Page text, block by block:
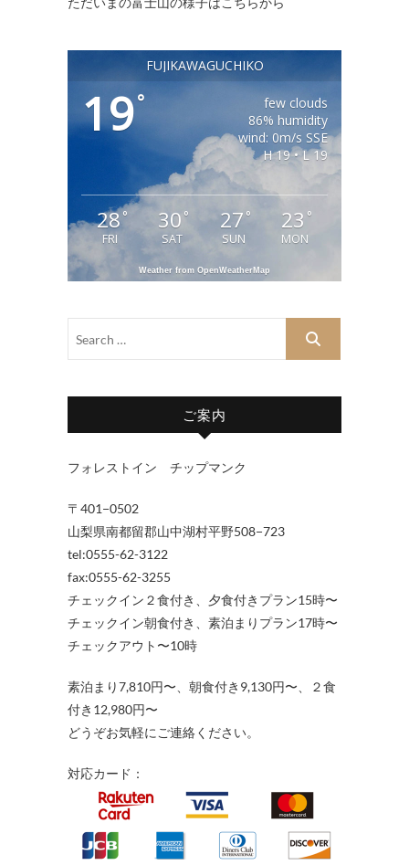
FUJIKAWAGUCHIKO
19°
few clouds
86% humidity
wind: 0m/s SSE
H 19 • L 19
28 °
FRI
30 °
SAT
27°
SUN
23 °
MON
Weather from OpenWeatherMap
ご案内
フォレストイン チップマンク
〒401−0502
山梨県南都留郡山中湖村平野508−723
tel:0555-62-3122
fax:0555-62-3255
チェックイン２食付き、夕食付きプラン15時〜
チェックイン朝食付き、素泊まりプラン17時〜
チェックアウト〜10時
素泊まり7,810円〜、朝食付き9,130円〜、２食
付き12,980円〜
どうぞお気軽にご連絡ください。
対応カード：